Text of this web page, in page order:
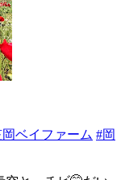
岡ベイファーム #岡